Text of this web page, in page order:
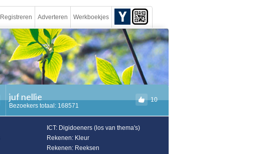
Registreren Adverteren Werkboekjes
10
juf nellie
Bezoekers totaal: 168571
ICT: Digidoeners (los van thema's)
Rekenen: Kleur
Rekenen: Reeksen